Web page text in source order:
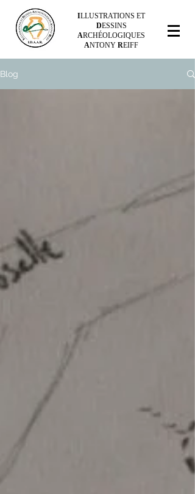
ILLUSTRATIONS ET
DESSINS
ARCHÉOLOGIQUES
ANTONY REIFF
Blog